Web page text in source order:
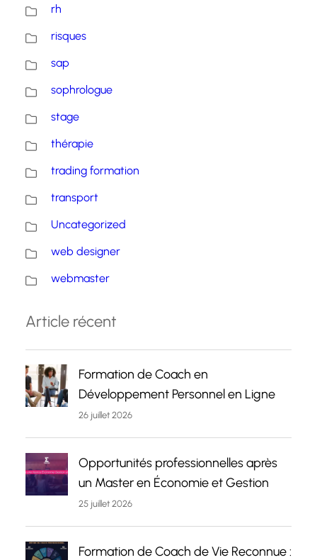
rh
risques
sap
sophrologue
stage
thérapie
trading formation
transport
Uncategorized
web designer
webmaster
Article récent
Formation de Coach en
Développement Personnel en Ligne
26 juillet 2026
Opportunités professionnelles après
un Master en Économie et Gestion
25 juillet 2026
Formation de Coach de Vie Reconnue :